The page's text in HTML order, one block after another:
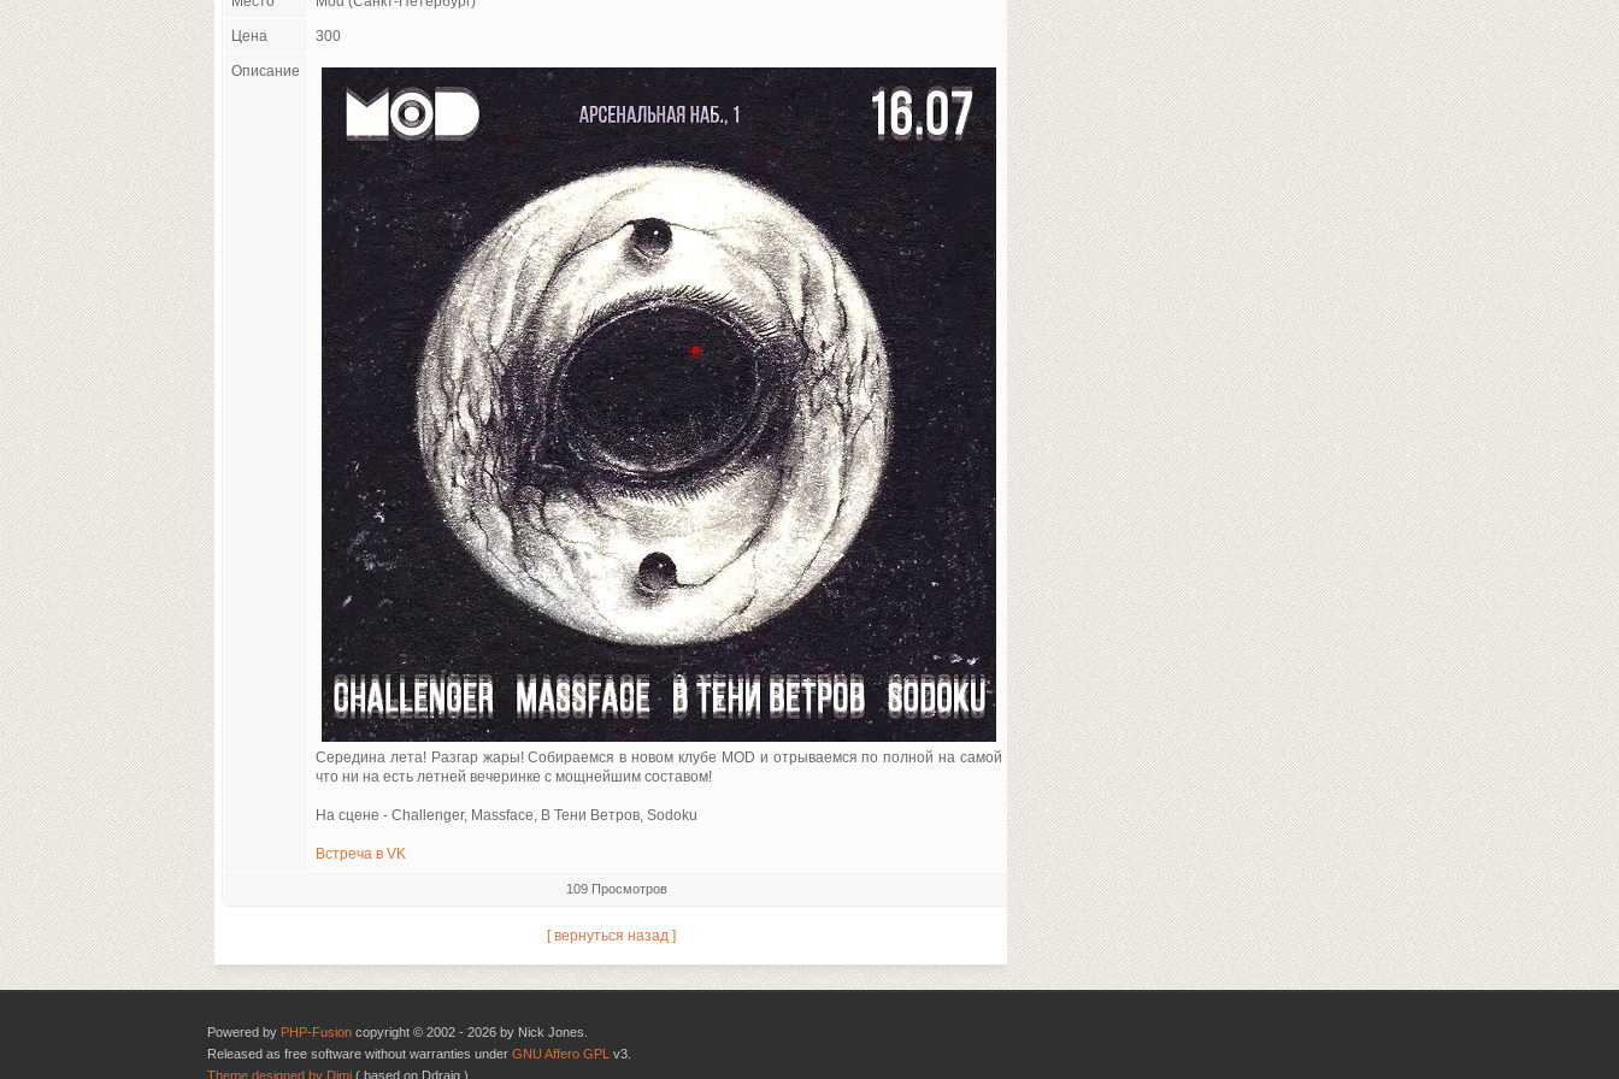
Цена 300
Описание
Середина лета! Разгар жары! Собираемся в новом клубе MOD и отрываемся по полной на самой
что ни на есть летней вечеринке с мощнейшим составом!
На сцене - Challenger, Massface, В Тени Ветров, Sodoku
Встреча в VK
109 Просмотров
[ вернуться назад ]
Powered by PHP-Fusion copyright © 2002 - 2026 by Nick Jones.
Released as free software without warranties under GNU Affero GPL v3.
Theme designed by Dimi ( based on Ddraig )